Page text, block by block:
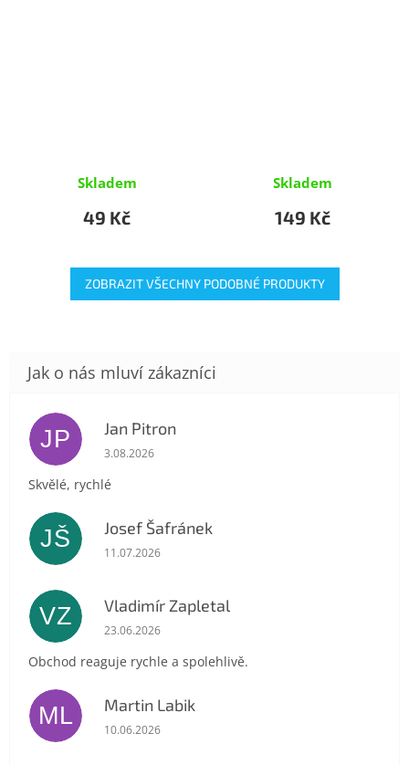
Skladem
49 Kč
Skladem
149 Kč
ZOBRAZIT VŠECHNY PODOBNÉ PRODUKTY
JP Jan Pitron
Hodnocení obchodu je 5 z 5 hvězdiček.
3.08.2026
Skvělé, rychlé
JŠ Josef Šafránek
Hodnocení obchodu je 5 z 5 hvězdiček.
11.07.2026
VZ Vladimír Zapletal
Hodnocení obchodu je 5 z 5 hvězdiček.
23.06.2026
Obchod reaguje rychle a spolehlivě.
ML Martin Labik
Hodnocení obchodu je 5 z 5 hvězdiček.
10.06.2026